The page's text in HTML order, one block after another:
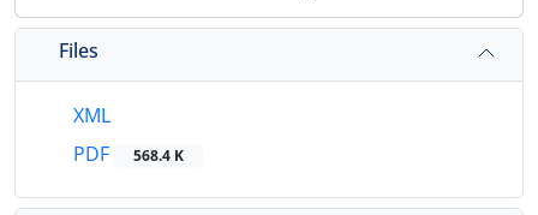
Files
XML
PDF
568.4 K